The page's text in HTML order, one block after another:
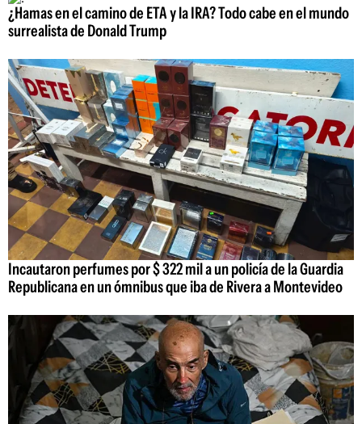
¿Hamas en el camino de ETA y la IRA? Todo cabe en el mundo
surrealista de Donald Trump
Incautaron perfumes por $ 322 mil a un policía de la Guardia
Republicana en un ómnibus que iba de Rivera a Montevideo